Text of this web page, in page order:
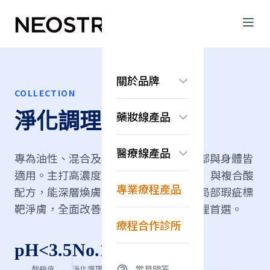
關於品牌
認識果酸科學
常見問答
藥妝線產品
抗老保濕系列
美白淡斑系列
Exuviance系列
醫療線產品
淨化調理系列
換膚亮顏系列
修護舒緩系列
專業療程產品
療程合作診所
COLLECTION
淨化調理系列
專為油性、混合及粉刺油痘肌設計，臉部與身體皆
適用。主打高濃度果酸（如15%甘醇酸）與複合酸
配方，能深層煥膚、穩定膚況，並針對局部瑕疵標
靶淨膚，全面改善肌膚問題，為淨化調理首選。
pH<3.5No.1